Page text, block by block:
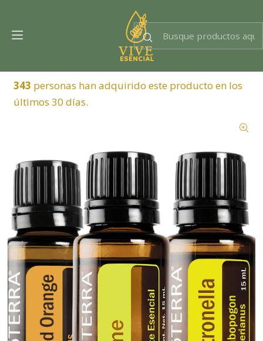
343 personas han adquirido este producto en los
últimos 30 días.
Dra. EsencIAl
Experta en bienestar